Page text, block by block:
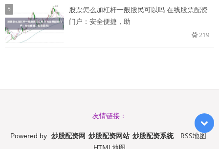
5
股票怎么加杠杆一般股民可以吗 在线股票配资
门户：安全便捷，助
219
友情链接：
Powered by 炒股配资网_炒股配资网站_炒股配资系统
RSS地图